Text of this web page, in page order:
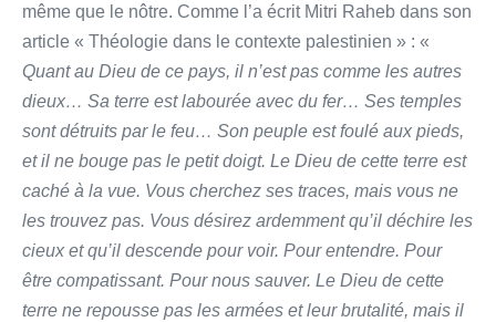
même que le nôtre. Comme l’a écrit Mitri Raheb dans son
article « Théologie dans le contexte palestinien » : «
Quant au Dieu de ce pays, il n’est pas comme les autres
dieux… Sa terre est labourée avec du fer… Ses temples
sont détruits par le feu… Son peuple est foulé aux pieds,
et il ne bouge pas le petit doigt. Le Dieu de cette terre est
caché à la vue. Vous cherchez ses traces, mais vous ne
les trouvez pas. Vous désirez ardemment qu’il déchire les
cieux et qu’il descende pour voir. Pour entendre. Pour
être compatissant. Pour nous sauver. Le Dieu de cette
terre ne repousse pas les armées et leur brutalité, mais il